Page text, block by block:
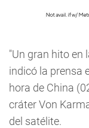
"Un gran hito en
indicó la prensa
hora de China
cráter Von
del satélite.